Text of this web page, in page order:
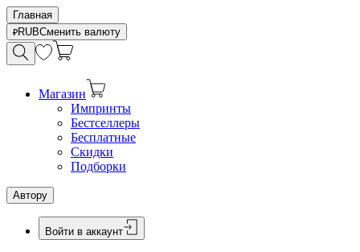
Главная
RUBСменить валюту
Магазин
Импринты
Бестселлеры
Бесплатные
Скидки
Подборки
Автору
Войти в аккаунт